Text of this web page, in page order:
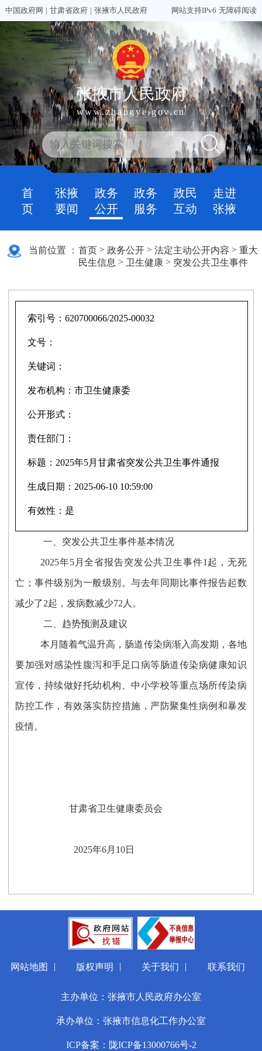
中国政府网 | 甘肃省政府 | 张掖市人民政府 网站支持IPv6 无障碍阅读
张掖市人民政府
www.zhangye.gov.cn
首
页
张掖
要闻
政务
公开
政务
服务
政民
互动
走进
张掖
当前位置 ： 首页 >政务公开 >法定主动公开内容 >重大
民生信息 > 卫生健康 > 突发公共卫生事件
索引号：620700066/2025-00032
文号：
关键词：
发布机构：市卫生健康委
公开形式：
责任部门：
标题： 2025年5月甘肃省突发公共卫生事件通报
生成日期： 2025-06-10 10:59:00
有效性： 是
一、突发公共卫生事件基本情况
2025年5月全省报告突发公共卫生事件1起，无死
亡；事件级别为一般级别。与去年同期比事件报告起数
减少了2起，发病数减少72人。
二、趋势预测及建议
本月随着气温升高，肠道传染病渐入高发期，各地
要加强对感染性腹泻和手足口病等肠道传染病健康知识
宣传，持续做好托幼机构、中小学校等重点场所传染病
防控工作，有效落实防控措施，严防聚集性病例和暴发
疫情。
甘肃省卫生健康委员会
2025年6月 10日
网站地图 | 版权声明 | 关于我们 | 联系我们
主办单位：张掖市人民政府办公室
承办单位：张掖市信息化工作办公室
ICP备案：陇ICP备13000766号-2